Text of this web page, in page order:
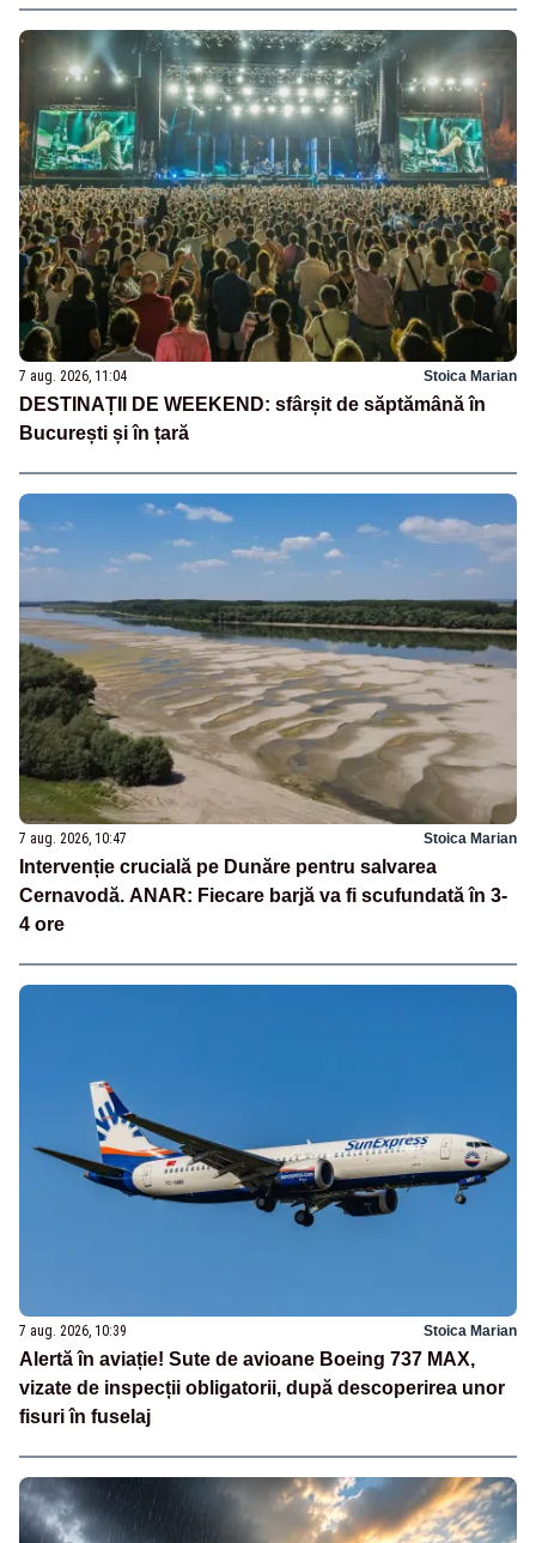
7 aug. 2026, 11:04 Stoica Marian
DESTINAȚII DE WEEKEND: sfârșit de săptămână în
București și în țară
7 aug. 2026, 10:47 Stoica Marian
Intervenție crucială pe Dunăre pentru salvarea
Cernavodă. ANAR: Fiecare barjă va fi scufundată în 3-
4 ore
7 aug. 2026, 10:39 Stoica Marian
Alertă în aviație! Sute de avioane Boeing 737 MAX,
vizate de inspecții obligatorii, după descoperirea unor
fisuri în fuselaj